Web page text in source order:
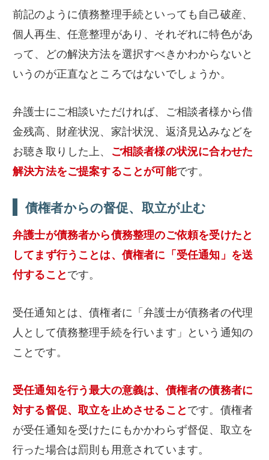
前記のように債務整理手続といっても自己破産、
個人再生、任意整理があり、それぞれに特色があ
って、どの解決方法を選択すべきかわからないと
いうのが正直なところではないでしょうか。
弁護士にご相談いただければ、ご相談者様から借
金残高、財産状況、家計状況、返済見込みなどを
お聴き取りした上、 ご相談者様の状況に合わせた
解決方法をご提案することが可能です。
債権者からの督促、取立が止む
弁護士が債務者から債務整理のご依頼を受けたと
してまず行うことは、債権者に「受任通知」を送
付することです。
受任通知とは、債権者に「弁護士が債務者の代理
人として債務整理手続を行います」という通知の
ことです。
受任通知を行う最大の意義は、債権者の債務者に
対する督促、取立を止めさせることです。債権者
が受任通知を受けたにもかかわらず督促、取立を
行った場合は罰則も用意されています。